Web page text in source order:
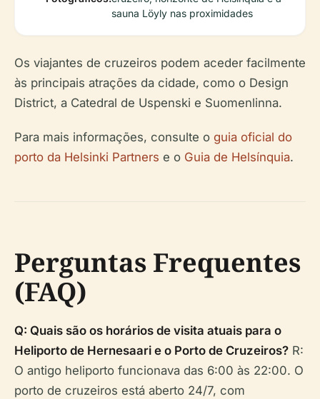
sauna Löyly nas proximidades
Os viajantes de cruzeiros podem aceder facilmente
às principais atrações da cidade, como o Design
District, a Catedral de Uspenski e Suomenlinna.
Para mais informações, consulte o guia oficial do
porto da Helsinki Partners e o Guia de Helsínquia.
Perguntas Frequentes
(FAQ)
Q: Quais são os horários de visita atuais para o
Heliporto de Hernesaari e o Porto de Cruzeiros? R:
O antigo heliporto funcionava das 6:00 às 22:00. O
porto de cruzeiros está aberto 24/7, com